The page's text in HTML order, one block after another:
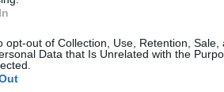
opt-out of Collection, Use, Retention, Sale,
Data that Is Unrelated with the